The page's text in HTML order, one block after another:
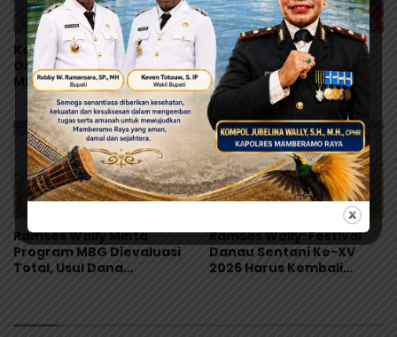
Korban Bertambah,
Orang Tua Murid Desak
MBG di Pesisir Tanah
Merah Dihentikan
Yunus Wonda: Data
Korban MBG Akan
Diumumkan Setelah
Observasi Tiga Hari
Ramses Wally Minta
Program MBG Dievaluasi
Total, Usul Dana
Ramses Wally: Festival
Danau Sentani Ke-XV
2026 Harus Kembali